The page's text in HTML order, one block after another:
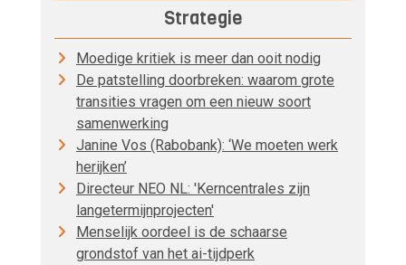
Strategie
Moedige kritiek is meer dan ooit nodig
De patstelling doorbreken: waarom grote
transities vragen om een nieuw soort
samenwerking
Janine Vos (Rabobank): ‘We moeten werk
herijken’
Directeur NEO NL: 'Kerncentrales zijn
langetermijnprojecten'
Menselijk oordeel is de schaarse
grondstof van het ai-tijdperk